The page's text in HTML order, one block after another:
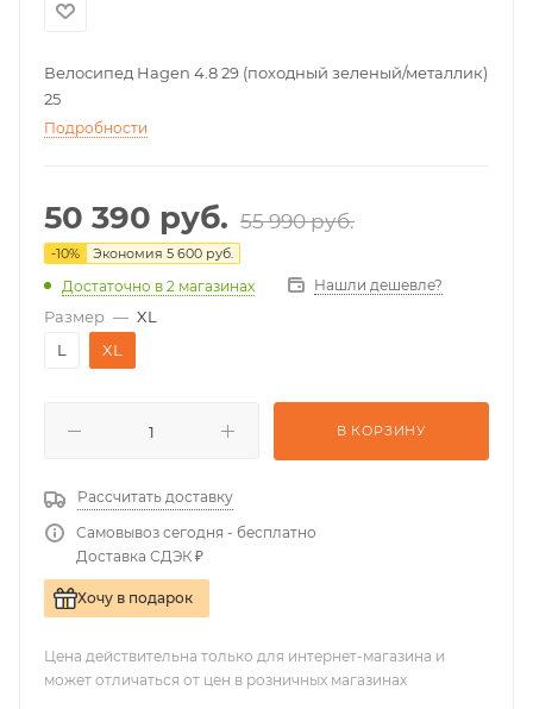
Велосипед Hagen 4.8 29 (походный зеленый/металлик)
25
Подробности
50 390 руб. 55 990руб.
-10% Экономия 5 600 руб.
Достаточно в 2 магазинах Нашли дешевле?
Размер — XL
L
XL
В КОРЗИНУ
Рассчитать доставку
Самовывоз сегодня - бесплатно
Доставка СДЭК ₽
Хочу в подарок
Цена действительна только для интернет-магазина и
может отличаться от цен в розничных магазинах